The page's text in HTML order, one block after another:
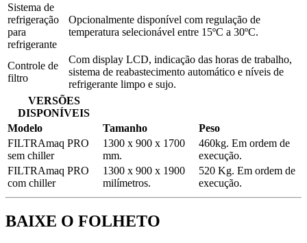
Sistema de
refrigeração
para
refrigerante
Opcionalmente disponível com regulação de
temperatura selecionável entre 15ºC a 30ºC.
Controle de
filtro
Com display LCD, indicação das horas de trabalho,
sistema de reabastecimento automático e níveis de
refrigerante limpo e sujo.
VERSÕES
DISPONÍVEIS
Modelo
Tamanho
Peso
FILTRAmaq PRO
sem chiller
1300 x 900 x 1700
mm.
460kg. Em ordem de
execução.
FILTRAmaq PRO
com chiller
1300 x 900 x 1900
milímetros.
520 Kg. Em ordem de
execução.
BAIXE O FOLHETO